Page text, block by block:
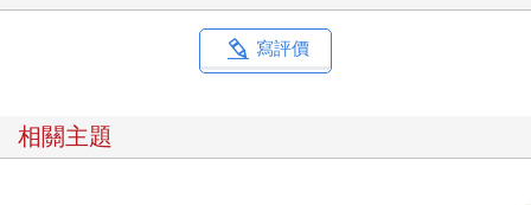
什麼，對啦我就是幼稚，死拚活拚也想要拚進保母的小圈圈。過
去幾個星期，無論我跟誰對到眼、對誰微笑、找誰攀談，通通都
被無視。我雖然考慮混進保母的圈子，但立刻察覺：比起愛麗跟
無論去哪邊都格格不入，最後的下場就是半個朋友都沒有。
寫評價
相關主題